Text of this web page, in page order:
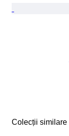
Colecții similare